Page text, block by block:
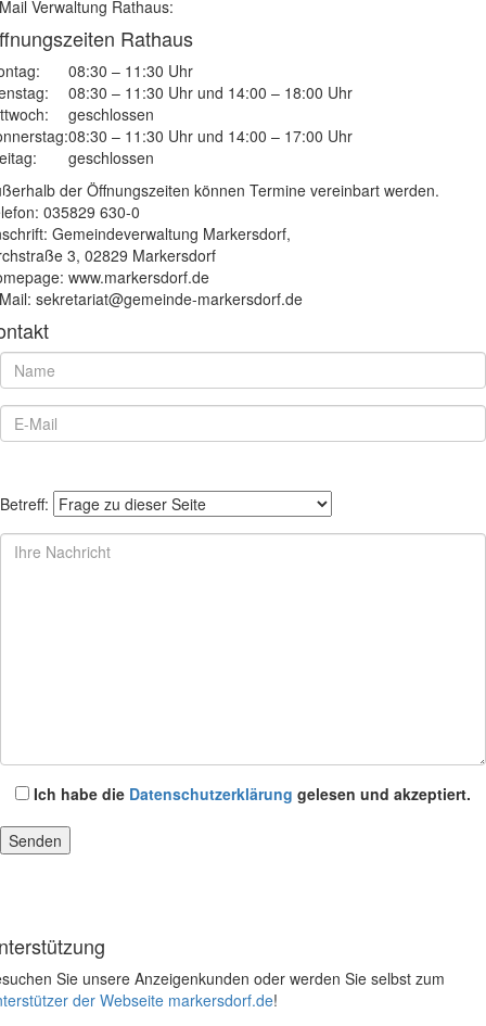
Verwaltung Rathaus:
Rathaus
08:30 – 11:30 Uhr
08:30 – 11:30 Uhr und 14:00 – 18:00 Uhr
geschlossen
08:30 – 11:30 Uhr und 14:00 – 17:00 Uhr
geschlossen
der Öffnungszeiten können Termine vereinbart werden.
035829 630-0
Gemeindeverwaltung Markersdorf,
3, 02829 Markersdorf
www.markersdorf.de
sekretariat@gemeinde-markersdorf.de
Betreff:
Ich habe die Datenschutzerklärung gelesen und akzeptiert.
Sie unsere Anzeigenkunden oder werden Sie selbst zum
der Webseite markersdorf.de!